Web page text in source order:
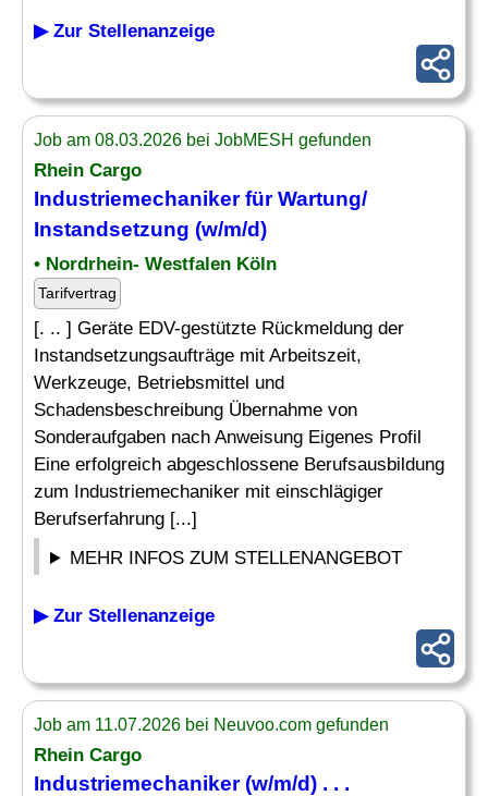
▶ Zur Stellenanzeige
Job am 08.03.2026 bei JobMESH gefunden
Rhein Cargo
Industriemechaniker für Wartung/
Instandsetzung (w/m/d)
• Nordrhein- Westfalen Köln
Tarifvertrag
[. .. ] Geräte EDV-gestützte Rückmeldung der
Instandsetzungsaufträge mit Arbeitszeit,
Werkzeuge, Betriebsmittel und
Schadensbeschreibung Übernahme von
Sonderaufgaben nach Anweisung Eigenes Profil
Eine erfolgreich abgeschlossene Berufsausbildung
zum Industriemechaniker mit einschlägiger
Berufserfahrung [...]
MEHR INFOS ZUM STELLENANGEBOT
▶ Zur Stellenanzeige
Job am 11.07.2026 bei Neuvoo.com gefunden
Rhein Cargo
Industriemechaniker (w/m/d) . . .